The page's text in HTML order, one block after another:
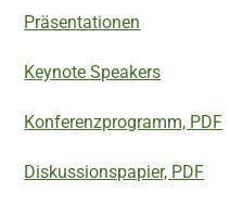
Präsentationen
Keynote Speakers
Konferenzprogramm, PDF
Diskussionspapier, PDF